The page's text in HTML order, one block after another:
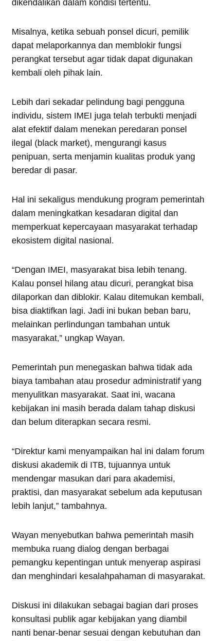
dikendalikan dalam kondisi tertentu.
Misalnya, ketika sebuah ponsel dicuri, pemilik
dapat melaporkannya dan memblokir fungsi
perangkat tersebut agar tidak dapat digunakan
kembali oleh pihak lain.
Lebih dari sekadar pelindung bagi pengguna
individu, sistem IMEI juga telah terbukti menjadi
alat efektif dalam menekan peredaran ponsel
ilegal (black market), mengurangi kasus
penipuan, serta menjamin kualitas produk yang
beredar di pasar.
Hal ini sekaligus mendukung program pemerintah
dalam meningkatkan kesadaran digital dan
memperkuat kepercayaan masyarakat terhadap
ekosistem digital nasional.
“Dengan IMEI, masyarakat bisa lebih tenang.
Kalau ponsel hilang atau dicuri, perangkat bisa
dilaporkan dan diblokir. Kalau ditemukan kembali,
bisa diaktifkan lagi. Jadi ini bukan beban baru,
melainkan perlindungan tambahan untuk
masyarakat,” ungkap Wayan.
Pemerintah pun menegaskan bahwa tidak ada
biaya tambahan atau prosedur administratif yang
menyulitkan masyarakat. Saat ini, wacana
kebijakan ini masih berada dalam tahap diskusi
dan belum diterapkan secara resmi.
“Direktur kami menyampaikan hal ini dalam forum
diskusi akademik di ITB, tujuannya untuk
mendengar masukan dari para akademisi,
praktisi, dan masyarakat sebelum ada keputusan
lebih lanjut,” tambahnya.
Wayan menyebutkan bahwa pemerintah masih
membuka ruang dialog dengan berbagai
pemangku kepentingan untuk menyerap aspirasi
dan menghindari kesalahpahaman di masyarakat.
Diskusi ini dilakukan sebagai bagian dari proses
konsultasi publik agar kebijakan yang diambil
nanti benar-benar sesuai dengan kebutuhan dan